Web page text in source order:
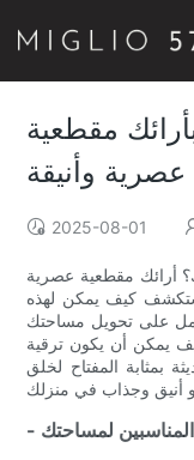
مقطعية
عصرية وأنيقة
2025-08-01
أرائك مقطعية عصرية
كيف يمكن لهذه
على تحويل مساحتك
يمكن أن يكون ترقية
بمثابة المفتاح لخلق
المناسبين لمساحتك